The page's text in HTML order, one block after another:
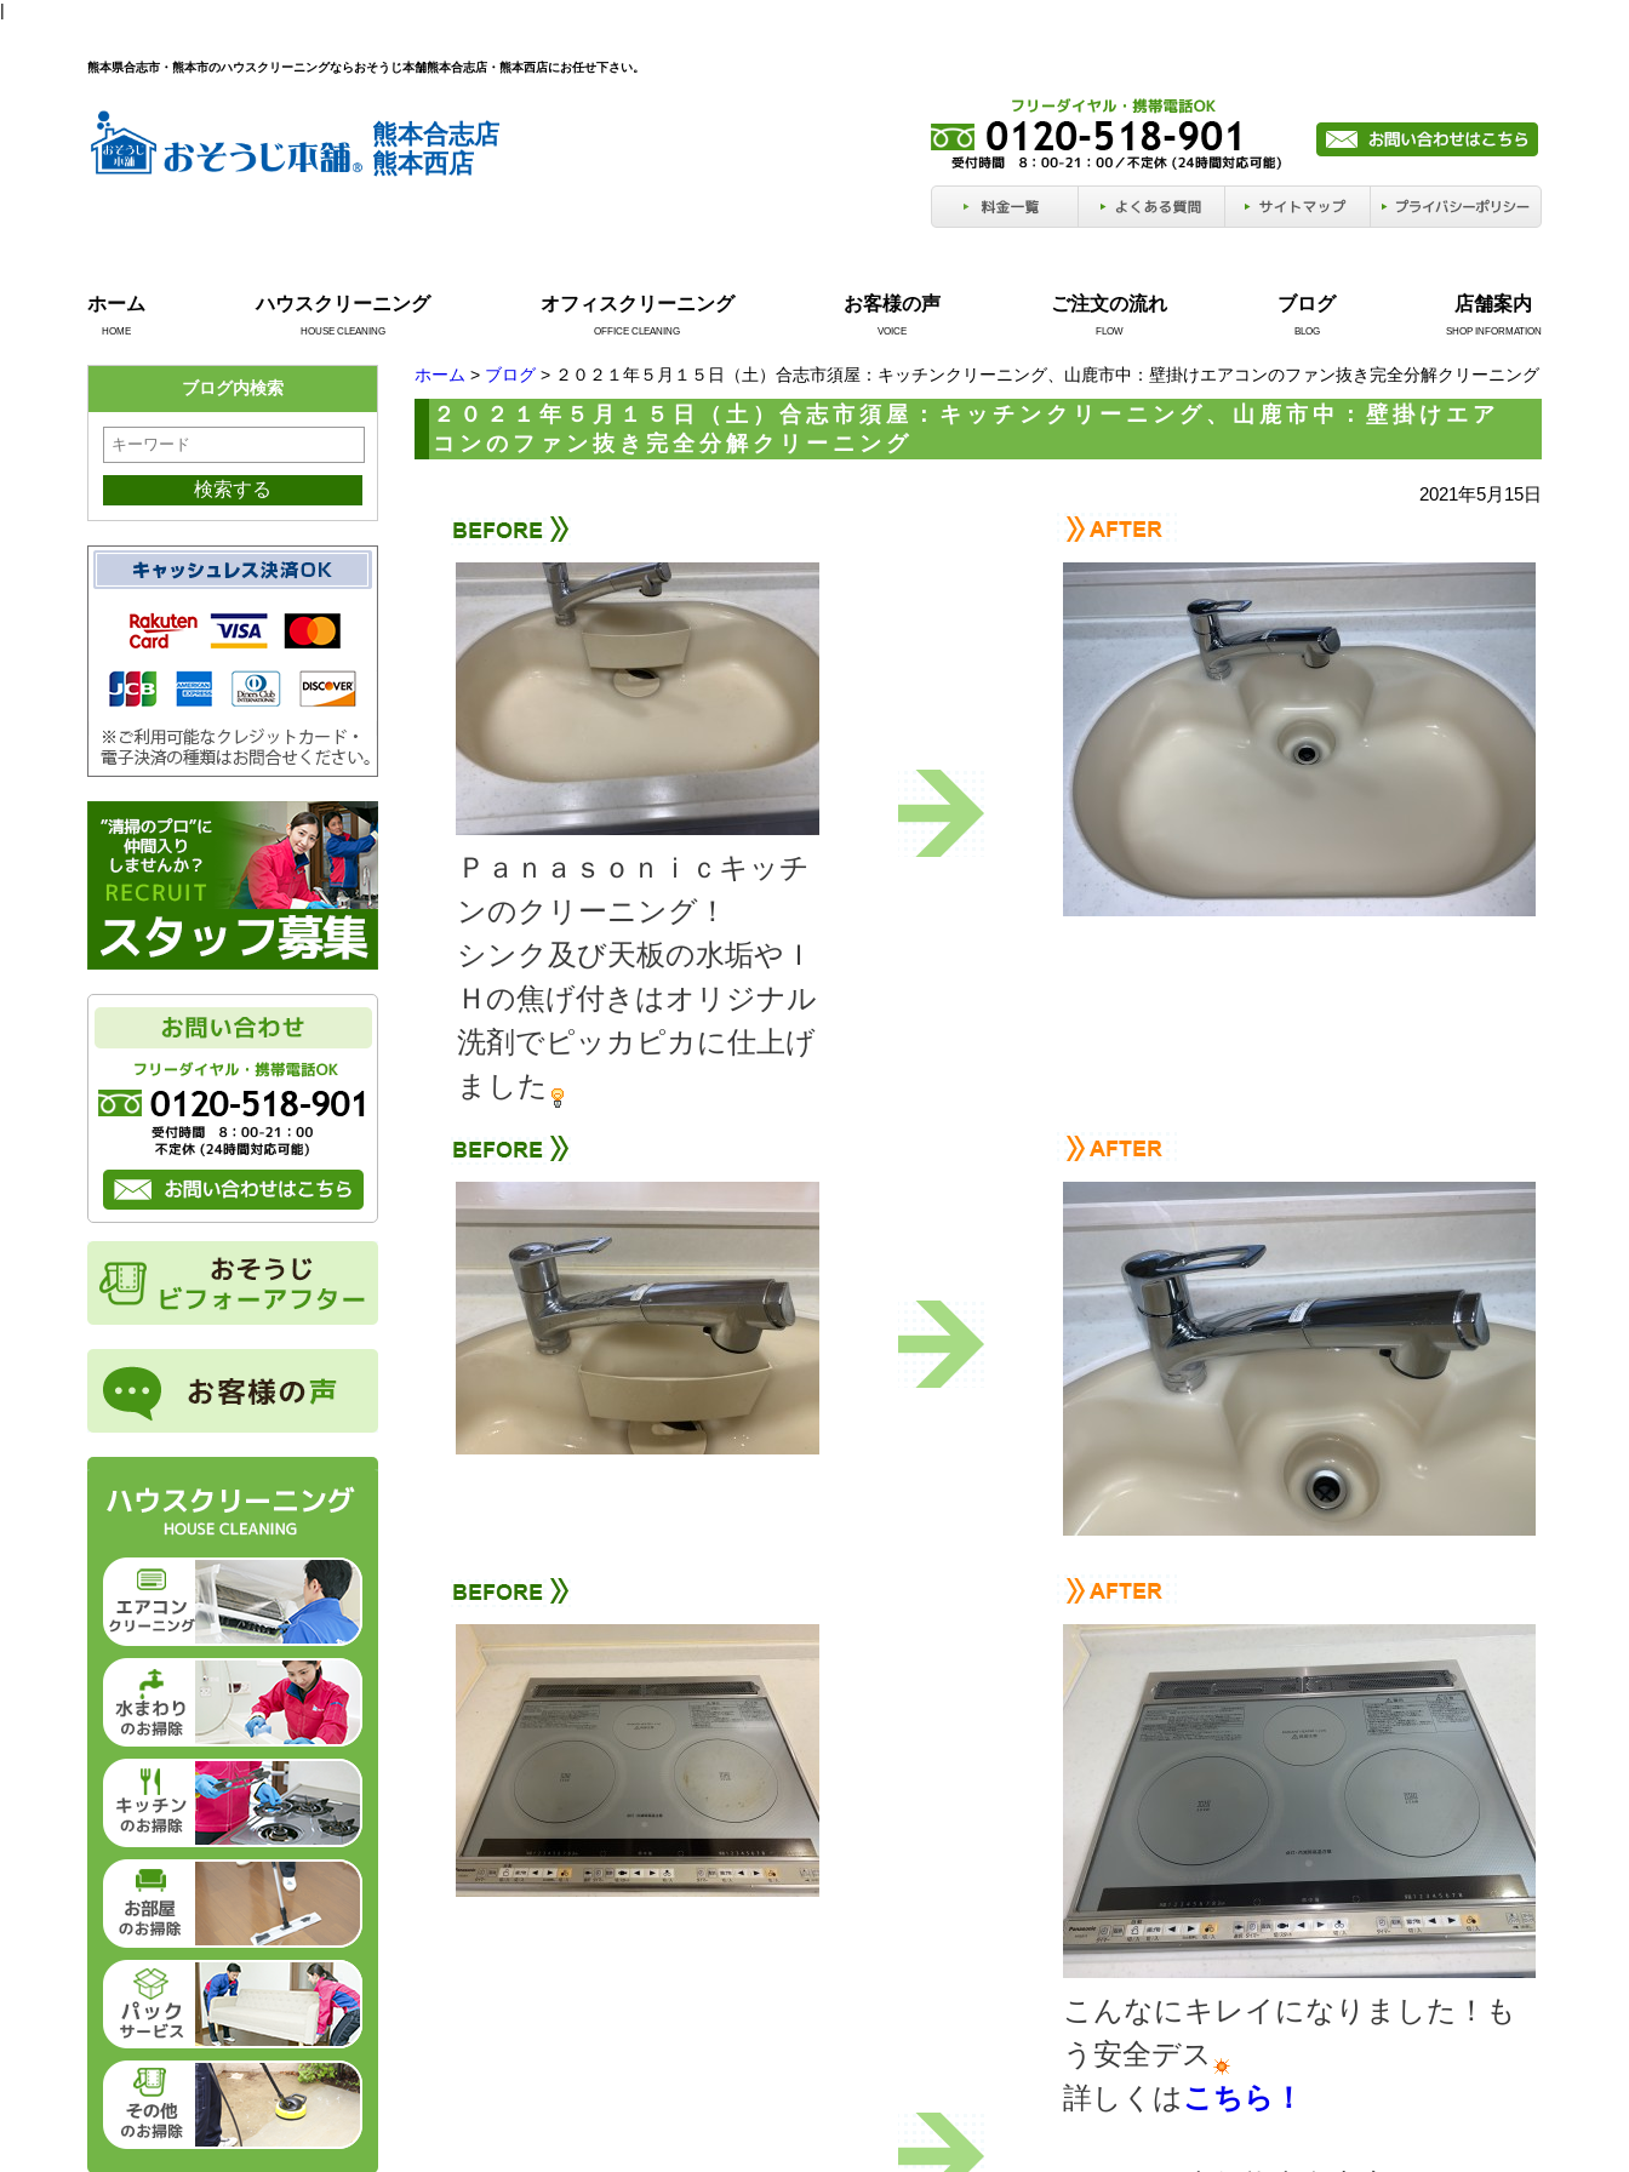
|
熊本県合志市・熊本市のハウスクリーニングならおそうじ本舗熊本合志店・熊本西店にお任せ下さい。
熊本合志店
熊本西店
ホーム
HOME
ハウスクリーニング
HOUSE CLEANING
オフィスクリーニング
OFFICE CLEANING
お客様の声
VOICE
ご注文の流れ
FLOW
ブログ
BLOG
店舗案内
SHOP INFORMATION
ホーム > ブログ > ２０２１年５月１５日（土）合志市須屋：キッチンクリーニング、山鹿市中：壁掛けエアコンのファン抜き完全分解クリーニング
２０２１年５月１５日（土）合志市須屋：キッチンクリーニング、山鹿市中：壁掛けエア
コンのファン抜き完全分解クリーニング
2021年5月15日
Ｐａｎａｓｏｎｉｃキッチ
ンのクリーニング！
シンク及び天板の水垢やＩ
Ｈの焦げ付きはオリジナル
洗剤でピッカピカに仕上げ
ました
こんなにキレイになりました！も
う安全デス
詳しくはこちら！
ブログ内検索